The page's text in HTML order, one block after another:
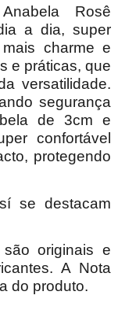
Rosê
a dia, super
charme e
e práticas, que
versatilidade.
segurança
de 3cm e
confortável
protegendo
se destacam
originais e
A Nota
do produto.